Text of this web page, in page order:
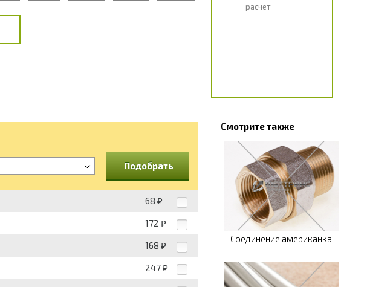
расчёт
Подобрать
68 ₽
172 ₽
168 ₽
247 ₽
Смотрите также
Соединение американка